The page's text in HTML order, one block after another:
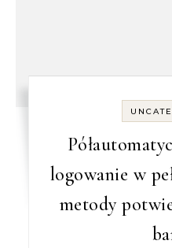
logowanie w
metody